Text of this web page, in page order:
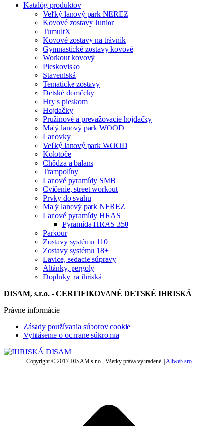
Katalóg produktov
Veľký lanový park NEREZ
Kovové zostavy Junior
TumultX
Kovové zostavy na trávnik
Gymnastické zostavy kovové
Workout kovový
Pieskovisko
Staveniská
Tematické zostavy
Detské domčeky
Hry s pieskom
Hojdačky
Pružinové a prevažovacie hojdačky
Malý lanový park WOOD
Lanovky
Veľký lanový park WOOD
Kolotoče
Chôdza a balans
Trampolíny
Lanové pyramídy SMB
Cvičenie, street workout
Prvky do svahu
Malý lanový park NEREZ
Lanové pyramídy HRAS
Pyramída HRAS 350
Parkour
Zostavy systému 110
Zostavy systému 18+
Lavice, sedacie súpravy
Altánky, pergoly
Doplnky na ihriská
DISAM, s.r.o. - CERTIFIKOVANÉ DETSKÉ IHRISKÁ
Právne informácie
Zásady používania súborov cookie
Vyhlásenie o ochrane súkromia
Copyright © 2017 DISAM s.r.o., Všetky práva vyhradené. |Allweb sro